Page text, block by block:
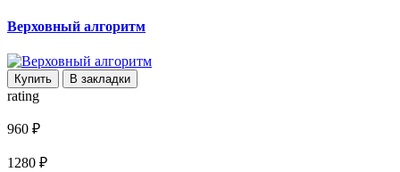
Верховный алгоритм
Купить В закладки
rating
960 ₽
1280 ₽